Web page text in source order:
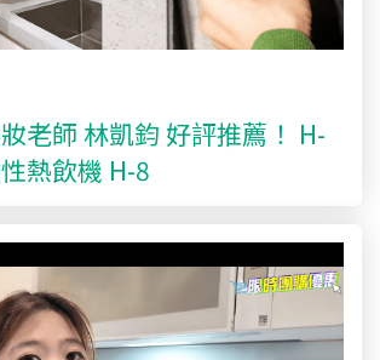
老師 林凱鈞 好評推薦！ H-
熱飲機 H-8